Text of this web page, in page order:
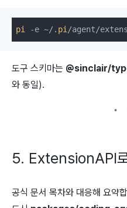
pi -e ~/. pi /agent/
도구 스키마는 @sinclair/
와 동일).
5. ExtensionAPI
공식 문서 목차와 대응해 요약